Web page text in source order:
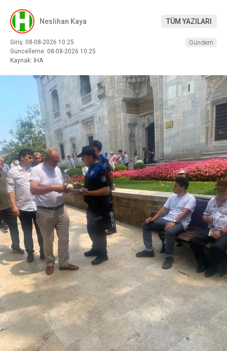
Neslihan Kaya TÜM YAZILARI
Giriş: 08-08-2026 10:25
Güncelleme: 08-08-2026 10:25
Kaynak: İHA
Gündem